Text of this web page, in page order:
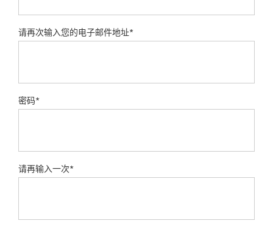
请再次输入您的电子邮件地址*
密码*
请再输入一次*